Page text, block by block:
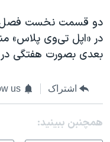
دو قسمت نخست فصل
در «اپل تی‌وی
بعدی بصورت هفتگی در
اشتراک us
همچنبن ببینید: